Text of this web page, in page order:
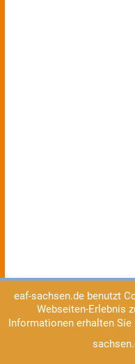
eaf-sachsen.de benutzt
Webseiten-Erlebnis
Informationen erhalten